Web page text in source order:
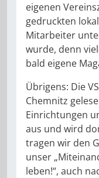
eigenen
gedruckten
Mitarbeiter
wurde, denn
bald eigene
Übrigens: Die
Chemnitz
Einrichtungen
aus und wird
tragen wir den
unser
leben!“, auch